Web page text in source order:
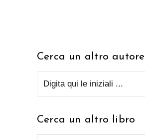
Cerca un altro autore
Cerca un altro libro